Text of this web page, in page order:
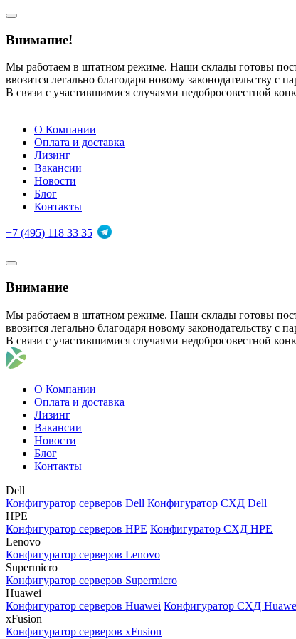
Внимание!
Мы работаем в штатном режиме. Наши склады готовы
ввозится легально благодаря новому законодательству
В связи с участившимися случаями недобросовестной
О Компании
Оплата и доставка
Лизинг
Вакансии
Новости
Блог
Контакты
+7 (495) 118 33 35
Внимание
Мы работаем в штатном режиме. Наши склады готовы
ввозится легально благодаря новому законодательству
В связи с участившимися случаями недобросовестной
О Компании
Оплата и доставка
Лизинг
Вакансии
Новости
Блог
Контакты
Dell
Конфигуратор серверов Dell Конфигуратор СХД Dell
HPE
Конфигуратор серверов HPE Конфигуратор СХД HPE
Lenovo
Конфигуратор серверов Lenovo
Supermicro
Конфигуратор серверов Supermicro
Huawei
Конфигуратор серверов Huawei Конфигуратор СХД
xFusion
Конфигуратор серверов xFusion